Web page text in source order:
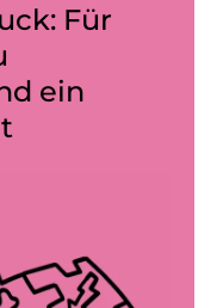
Für
ein